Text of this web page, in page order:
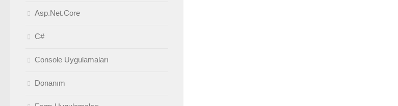
Asp.Net.Core
C#
Console Uygulamaları
Donanım